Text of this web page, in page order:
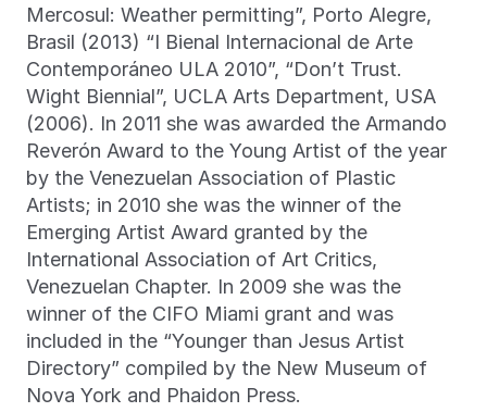
Mercosul: Weather permitting”, Porto Alegre,
Brasil (2013) “I Bienal Internacional de Arte
Contemporáneo ULA 2010”, “Don’t Trust.
Wight Biennial”, UCLA Arts Department, USA
(2006). In 2011 she was awarded the Armando
Reverón Award to the Young Artist of the year
by the Venezuelan Association of Plastic
Artists; in 2010 she was the winner of the
Emerging Artist Award granted by the
International Association of Art Critics,
Venezuelan Chapter. In 2009 she was the
winner of the CIFO Miami grant and was
included in the “Younger than Jesus Artist
Directory” compiled by the New Museum of
Nova York and Phaidon Press.